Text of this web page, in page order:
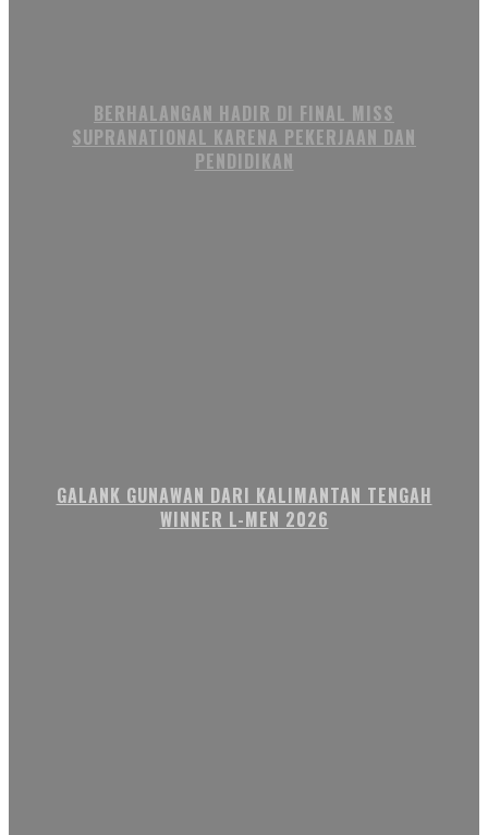
BERHALANGAN HADIR DI FINAL MISS
SUPRANATIONAL KARENA PEKERJAAN DAN
PENDIDIKAN
GALANK GUNAWAN DARI KALIMANTAN TENGAH
WINNER L-MEN 2026